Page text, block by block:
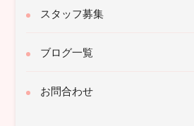
スタッフ募集
ブログ一覧
お問合わせ